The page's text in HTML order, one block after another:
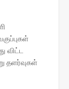
விட்ட
தளர்வுகள்